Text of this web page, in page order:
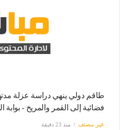
فضائية إلى القمر والمريخ - بوابة
غير مصنف منذ 23 دقيقة